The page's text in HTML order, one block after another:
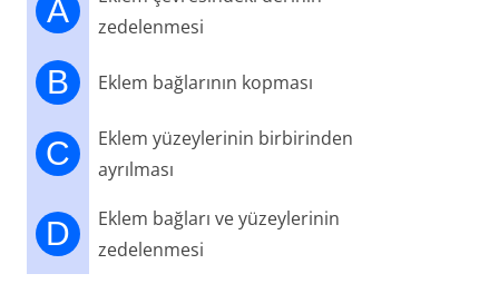
A
zedelenmesi
B Eklem bağlarının kopması
C
Eklem yüzeylerinin birbirinden
ayrılması
D
Eklem bağları ve yüzeylerinin
zedelenmesi